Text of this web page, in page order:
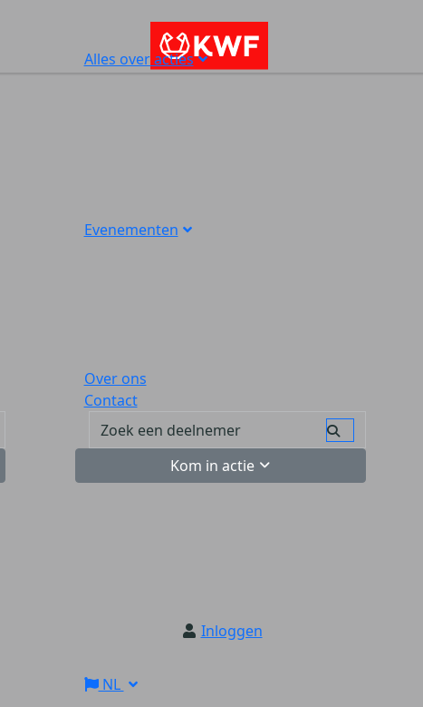
Alles over acties
Evenementen
Over ons
Contact
Kom in actie
Inloggen
NL